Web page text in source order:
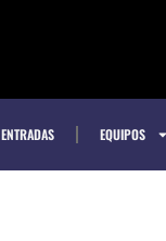
ENTRADAS EQUIPOS